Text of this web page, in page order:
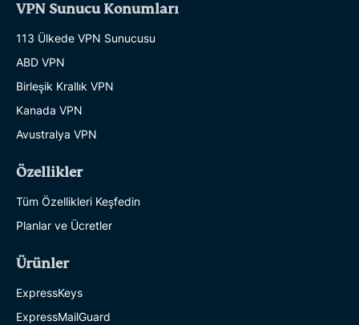
VPN Sunucu Konumları
113 Ülkede VPN Sunucusu
ABD VPN
Birleşik Krallık VPN
Kanada VPN
Avustralya VPN
Özellikler
Tüm Özellikleri Keşfedin
Planlar ve Ücretler
Ürünler
ExpressKeys
ExpressMailGuard